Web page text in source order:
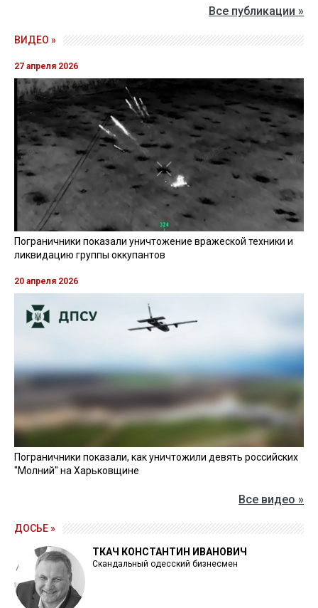
Все публикации »
ВИДЕО »
27 апреля 2026
Пограничники показали уничтожение вражеской техники и
ликвидацию группы оккупантов
20 апреля 2026
Пограничники показали, как уничтожили девять российских
"Молний" на Харьковщине
Все видео »
ДОСЬЕ »
ТКАЧ КОНСТАНТИН ИВАНОВИЧ
Скандальный одесский бизнесмен